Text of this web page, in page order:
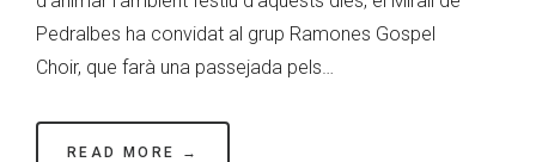
Pedralbes ha convidat al grup Ramones Gospel
Choir, que farà una passejada pels…
READ MORE →